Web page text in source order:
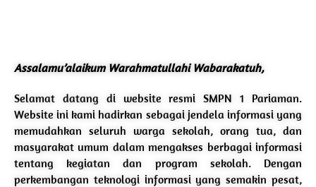
Assalamu’alaikum Warahmatullahi Wabarakatuh,
Selamat datang di website resmi SMPN 1 Pariaman.
Website ini kami hadirkan sebagai jendela informasi yang
memudahkan seluruh warga sekolah, orang tua, dan
masyarakat umum dalam mengakses berbagai informasi
tentang kegiatan dan program sekolah. Dengan
perkembangan teknologi informasi yang semakin pesat,